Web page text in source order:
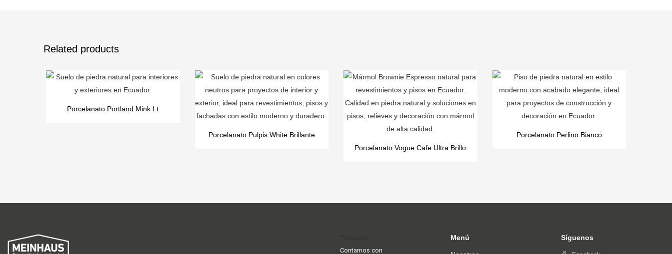
Related products
Porcelanato Portland Mink Lt
Porcelanato Pulpis White Brillante
Porcelanato Vogue Cafe Ultra Brillo
Porcelanato Perlino Bianco
Contamos con
Menú Síguenos